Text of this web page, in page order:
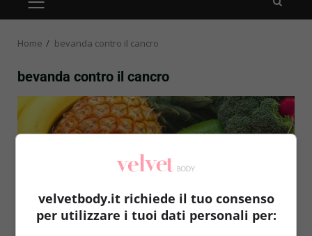
PRIMARY
MENU
Home bevanda contro il cancro
bevanda contro il cancro
velvetbody.it richiede il tuo consenso
per utilizzare i tuoi dati personali per: